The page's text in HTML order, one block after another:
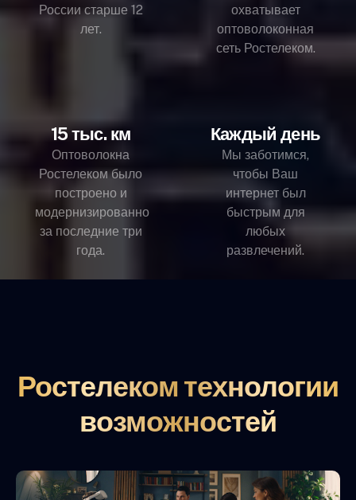
России старше 12
лет.
охватывает
оптоволоконная
сеть Ростелеком.
15 тыс. км
Оптоволокна
Ростелеком было
построено и
модернизированно
за последние три
года.
Каждый день
Мы заботимся,
чтобы Ваш
интернет был
быстрым для
любых
развлечений.
Ростелеком технологии
возможностей